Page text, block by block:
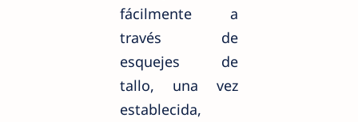
fácilmente a
través de
esquejes de
tallo, una vez
establecida,